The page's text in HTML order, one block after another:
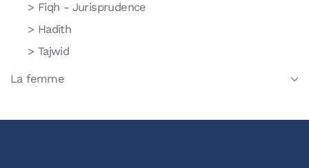
> Fiqh - Jurisprudence
> Hadith
> Tajwid
La femme